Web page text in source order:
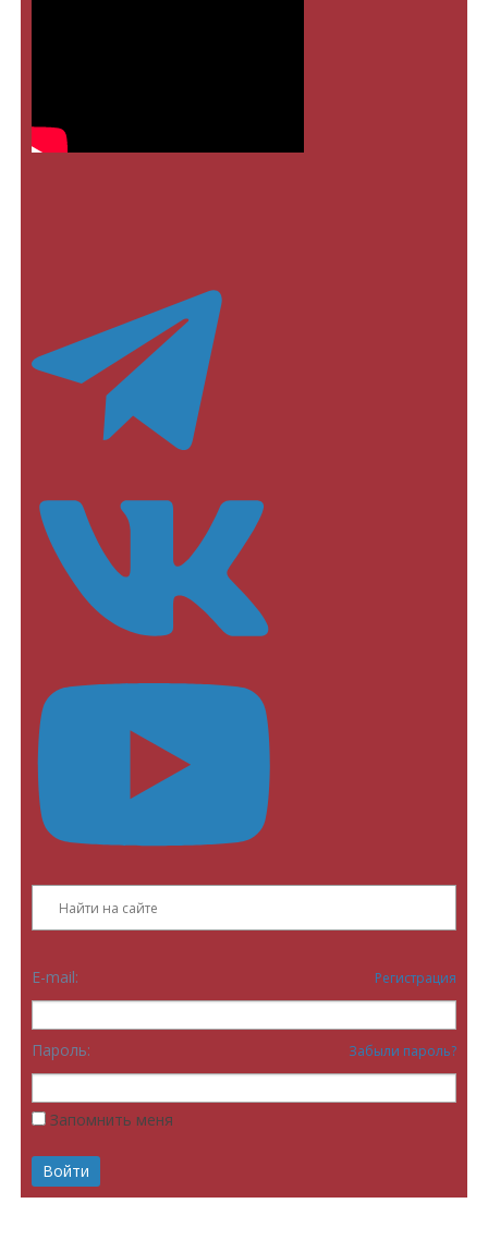
E-mail: Регистрация
Пароль: Забыли пароль?
Запомнить меня